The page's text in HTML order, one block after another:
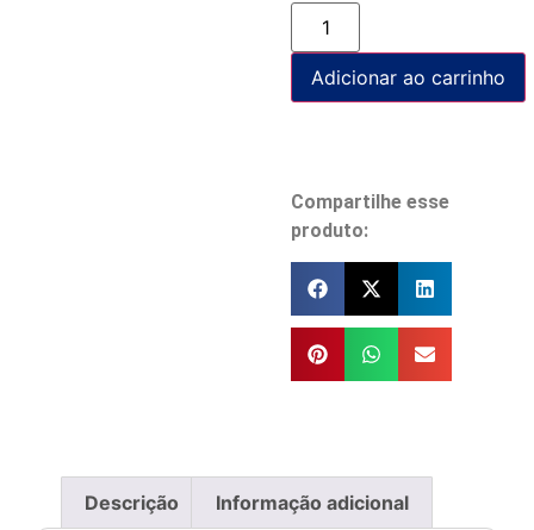
Adicionar ao carrinho
Compartilhe esse
produto:
Descrição Informação adicional